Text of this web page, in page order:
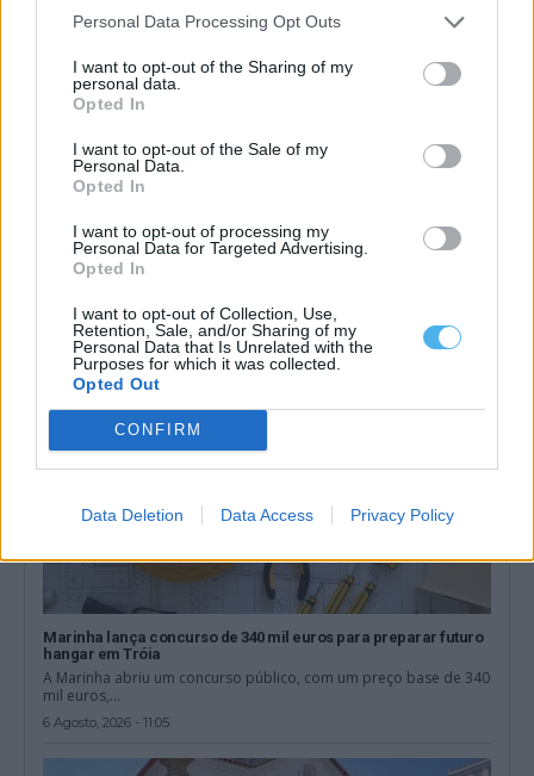
Personal Data Processing Opt Outs
I want to opt-out of the Sharing of my
personal data.
Opted In
I want to opt-out of the Sale of my
Personal Data.
Opted In
I want to opt-out of processing my
Personal Data for Targeted Advertising.
Opted In
I want to opt-out of Collection, Use,
Retention, Sale, and/or Sharing of my
Personal Data that Is Unrelated with the
Purposes for which it was collected.
Opted Out
CONFIRM
Data Deletion Data Access Privacy Policy
A RodOdemira é uma plataforma gratuita que centraliza
informação sobre os transportes no concelho...
Marinha lança concurso de 340 mil euros para preparar futuro
hangar em Tróia
A Marinha abriu um concurso público, com um preço base de 340
mil euros,...
6 Agosto, 2026 - 11:05